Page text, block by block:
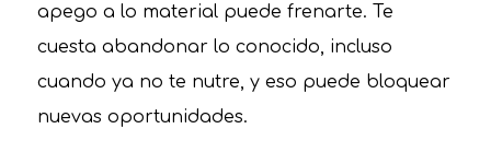
apego a lo material puede frenarte. Te
cuesta abandonar lo conocido, incluso
cuando ya no te nutre, y eso puede bloquear
nuevas oportunidades.